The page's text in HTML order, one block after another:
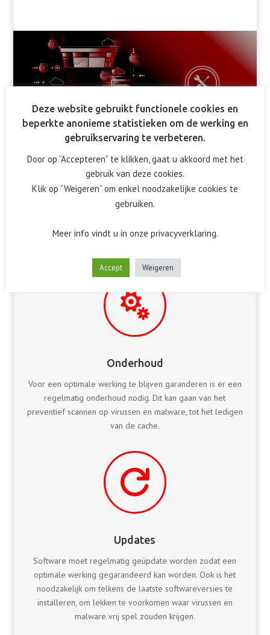
Services die we

Onderhoud
Voor een optimale werking te blijven garanderen is er een
regelmatig onderhoud nodig. Dit kan gaan van het
preventief scannen op virussen en malware, tot het ledigen
van de cache.

Updates
Software moet regelmatig geüpdate worden zodat een
optimale werking gegarandeerd kan worden. Ook is het
noodzakelijk om telkens de laatste softwareversies te
installeren, om lekken te voorkomen waar virussen en
malware vrij spel zouden krijgen.
Deze website gebruikt functionele cookies en
beperkte anonieme statistieken om de werking en
gebruikservaring te verbeteren.
Door op “Accepteren” te klikken, gaat u akkoord met het
gebruik van deze cookies.
Klik op “Weigeren” om enkel noodzakelijke cookies te
gebruiken.
Meer info vindt u in onze privacyverklaring.
Accept Weigeren